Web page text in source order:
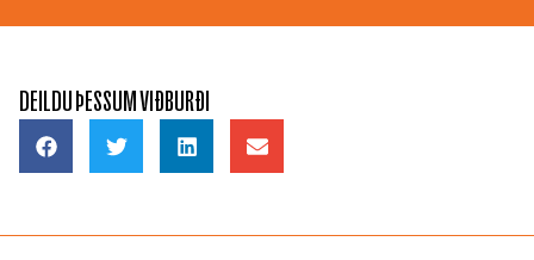
DEILDU ÞESSUM VIÐBURÐI